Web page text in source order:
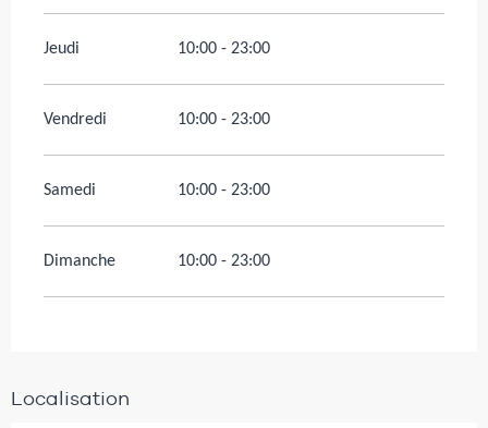
Jeudi 10:00 - 23:00
Vendredi 10:00 - 23:00
Samedi 10:00 - 23:00
Dimanche 10:00 - 23:00
Localisation